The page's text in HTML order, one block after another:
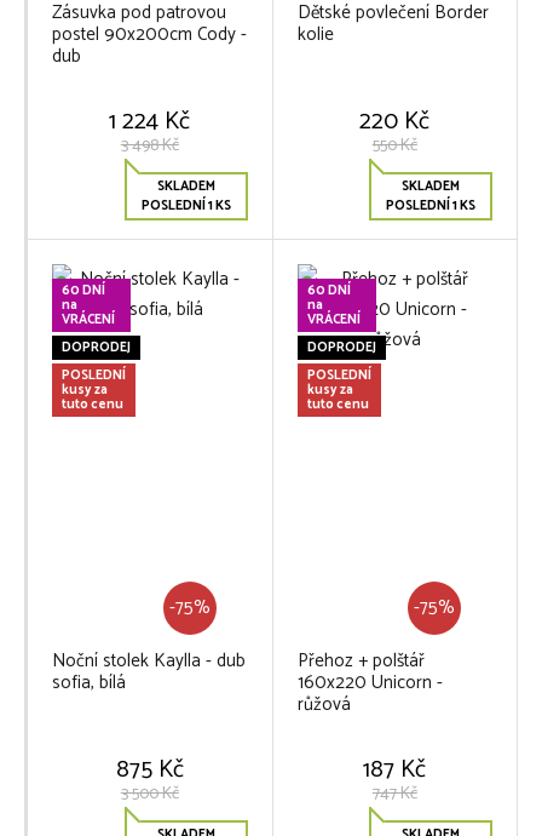
Zásuvka pod patrovou
postel 90x200cm Cody -
dub
1 224 Kč
3 498 Kč
SKLADEM
POSLEDNÍ 1 KS
Dětské povlečení Border
kolie
220 Kč
550 Kč
SKLADEM
POSLEDNÍ 1 KS
60 DNÍ
na
VRÁCENÍ
DOPRODEJ
POSLEDNÍ
kusy za
tuto cenu
-75%
Noční stolek Kaylla - dub
sofia, bílá
875 Kč
3 500 Kč
60 DNÍ
na
VRÁCENÍ
DOPRODEJ
POSLEDNÍ
kusy za
tuto cenu
-75%
Přehoz + polštář
160x220 Unicorn -
růžová
187 Kč
747 Kč